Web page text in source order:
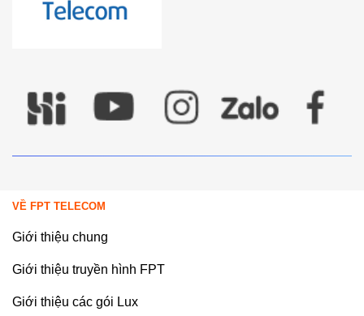
VỀ FPT TELECOM
Giới thiệu chung
Giới thiệu truyền hình FPT
Giới thiệu các gói Lux